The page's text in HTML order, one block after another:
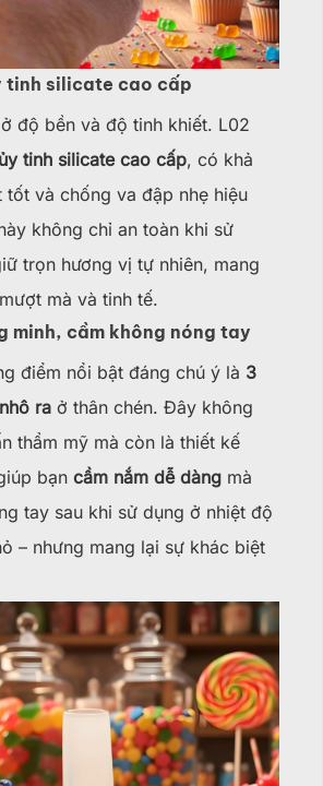
tinh silicate cao cấp
độ bền và độ tinh khiết. L02
tinh silicate cao cấp, có khả
tốt và chống va đập nhẹ hiệu
không chỉ an toàn khi sử
trọn hương vị tự nhiên, mang
mà và tinh tế.
minh, cầm không nóng tay
điểm nổi bật đáng chú ý là 3
ra ở thân chén. Đây không
thẩm mỹ mà còn là thiết kế
bạn cầm nắm dễ dàng mà
tay sau khi sử dụng ở nhiệt độ
– nhưng mang lại sự khác biệt